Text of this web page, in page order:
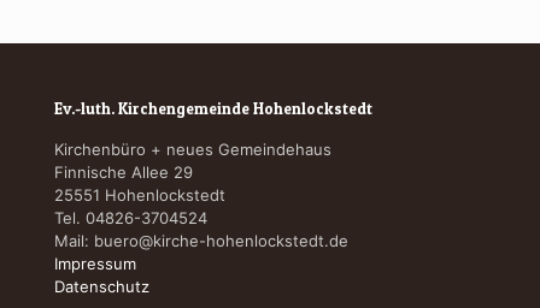
Ev.-luth. Kirchengemeinde Hohenlockstedt
Kirchenbüro + neues Gemeindehaus
Finnische Allee 29
25551 Hohenlockstedt
Tel. 04826-3704524
Mail: buero@kirche-hohenlockstedt.de
Impressum
Datenschutz